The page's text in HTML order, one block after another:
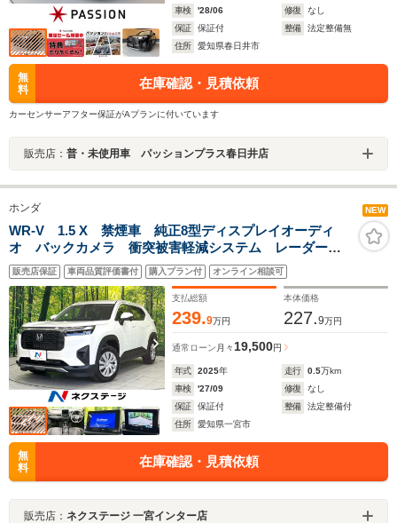
車検
'28/06 修復
なし
保証
保証付 整備
法定整備無
住所
愛知県春日井市
無
料
在庫確認・見積依頼
カーセンサーアフター保証がAプランに付いています
販売店： 普・未使用車 パッションプラス春日井店
ホンダ NEW
WR-V 1.5 X 禁煙車 純正8型ディスプレイオーディ
オ バックカメラ 衝突被害軽減システム レーダーク
ルーズ 車線逸脱警報 コーナーセンサー ETC
Bluetooth接続 オートエアコン オートライト LEDヘ
ッド
販売店保証 車両品質評価書付 購入プラン付 オンライン相談可
支払総額
239.9万円
本体価格
227.9万円
通常ローン 月々 19,500円
年式 2025年 走行 0.5万km
車検
'27/09 修復
なし
保証
保証付 整備
法定整備付
住所
愛知県一宮市
無
料
在庫確認・見積依頼
販売店： ネクステージ 一宮インター店